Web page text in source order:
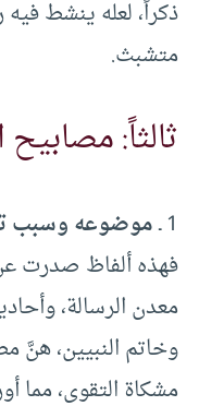
ذكراً، لعله ينشط
متشبث.
ثالثاً: مصابيح
1 ـ موضوعه وسبب
فهذه ألفاظ صدرت
معدن الرسالة،
وخاتم النبيين،
مشكاة التقوى، مما